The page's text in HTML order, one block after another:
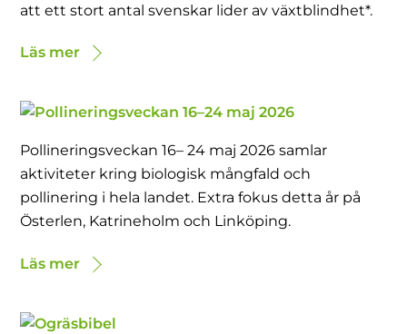
att ett stort antal svenskar lider av växtblindhet*.
Läs mer
Pollineringsveckan 16– 24 maj 2026 samlar
aktiviteter kring biologisk mångfald och
pollinering i hela landet. Extra fokus detta år på
Österlen, Katrineholm och Linköping.
Läs mer